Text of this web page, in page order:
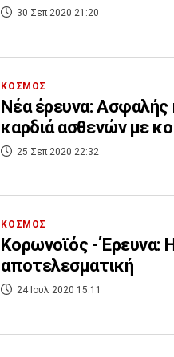
30 Σεπ 2020 21:20
ΚΟΣΜΟΣ
Νέα έρευνα: Ασφαλής
καρδιά ασθενών με
25 Σεπ 2020 22:32
ΚΟΣΜΟΣ
Κορωνοϊός - Έρευνα:
αποτελεσματική
24 Ιουλ 2020 15:11